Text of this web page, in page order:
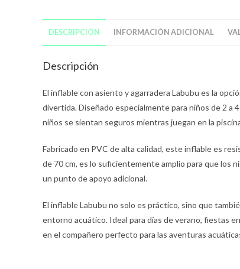
DESCRIPCIÓN INFORMACIÓN ADICIONAL
Descripción
El inflable con asiento y agarradera Labubu es la
divertida. Diseñado especialmente para niños de 2
niños se sientan seguros mientras juegan en la
Fabricado en PVC de alta calidad, este inflable es
de 70 cm, es lo suficientemente amplio para que los
un punto de apoyo adicional.
El inflable Labubu no solo es práctico, sino que
entorno acuático. Ideal para días de verano, fiestas
en el compañero perfecto para las aventuras